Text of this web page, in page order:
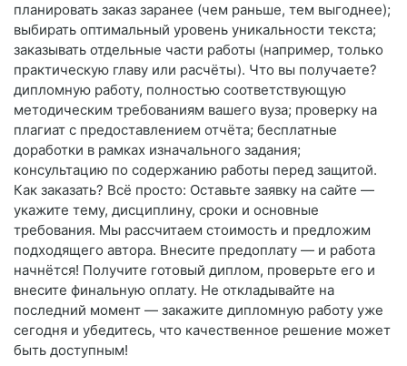
планировать заказ заранее (чем раньше, тем выгоднее);
выбирать оптимальный уровень уникальности текста;
заказывать отдельные части работы (например, только
практическую главу или расчёты). Что вы получаете?
дипломную работу, полностью соответствующую
методическим требованиям вашего вуза; проверку на
плагиат с предоставлением отчёта; бесплатные
доработки в рамках изначального задания;
консультацию по содержанию работы перед защитой.
Как заказать? Всё просто: Оставьте заявку на сайте —
укажите тему, дисциплину, сроки и основные
требования. Мы рассчитаем стоимость и предложим
подходящего автора. Внесите предоплату — и работа
начнётся! Получите готовый диплом, проверьте его и
внесите финальную оплату. Не откладывайте на
последний момент — закажите дипломную работу уже
сегодня и убедитесь, что качественное решение может
быть доступным!